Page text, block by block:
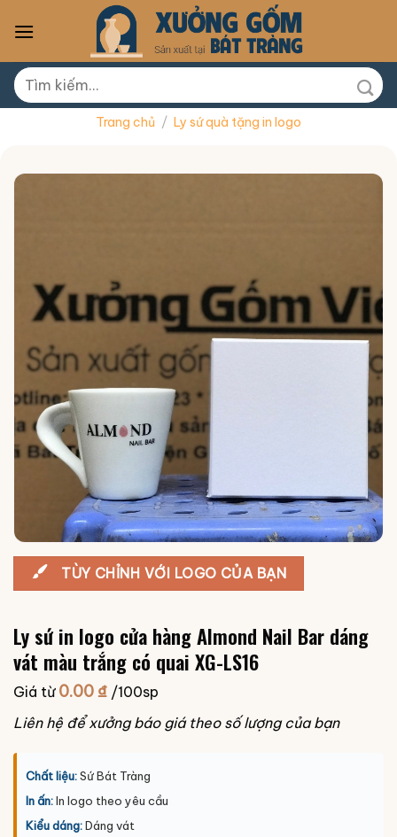
Tìm
kiếm:
Trang chủ / Ly sứ quà tặng in logo
TÙY CHỈNH VỚI LOGO CỦA BẠN
Ly sứ in logo cửa hàng Almond Nail Bar dáng
vát màu trắng có quai XG-LS16
Giá từ 0.00₫ /100sp
Liên hệ để xưởng báo giá theo số lượng của bạn
Chất liệu:Sứ Bát Tràng
In ấn:In logo theo yêu cầu
Kiểu dáng:Dáng vát